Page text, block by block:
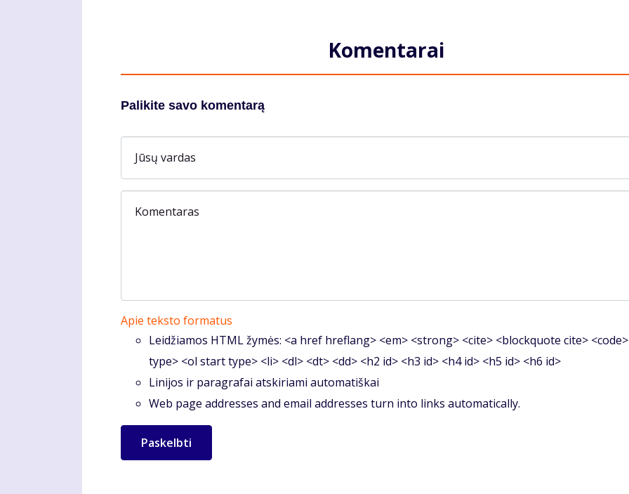
Komentarai
Palikite savo komentarą
Jūsų vardas
Komentaras
Apie teksto formatus
Leidžiamos HTML žymės: <a href hreflang> <em> <strong> <cite> <blockquote cite>
type> <ol start type> <li> <dl> <dt> <dd> <h2 id> <h3 id> <h4 id> <h5 id> <h6 id>
Linijos ir paragrafai atskiriami automatiškai
Web page addresses and email addresses turn into links automatically.